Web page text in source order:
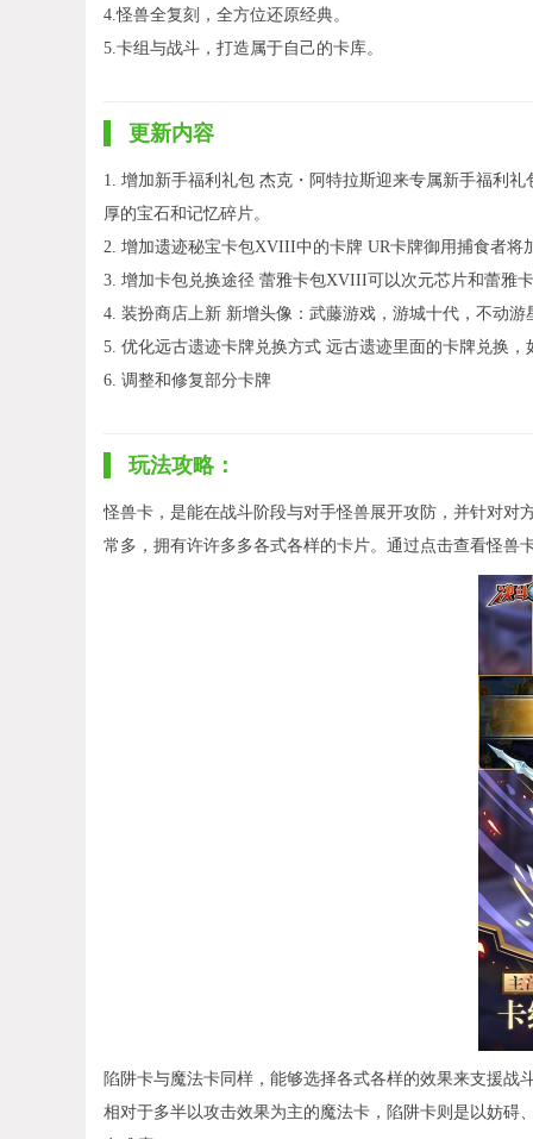
4.怪兽全复刻，全方位还原经典。
5.卡组与战斗，打造属于自己的卡库。
更新内容
1. 增加新手福利礼包 杰克・阿特拉斯迎来专属新手福利
厚的宝石和记忆碎片。
2. 增加遗迹秘宝卡包XVIII中的卡牌 UR卡牌御用捕食者
3. 增加卡包兑换途径 蕾雅卡包XVIII可以次元芯片和蕾雅
4. 装扮商店上新 新增头像：武藤游戏，游城十代，不动
5. 优化远古遗迹卡牌兑换方式 远古遗迹里面的卡牌兑换
6. 调整和修复部分卡牌
玩法攻略：
怪兽卡，是能在战斗阶段与对手怪兽展开攻防，并针对对
常多，拥有许许多多各式各样的卡片。通过点击查看怪兽
陷阱卡与魔法卡同样，能够选择各式各样的效果来支援
相对于多半以攻击效果为主的魔法卡，陷阱卡则是以妨碍